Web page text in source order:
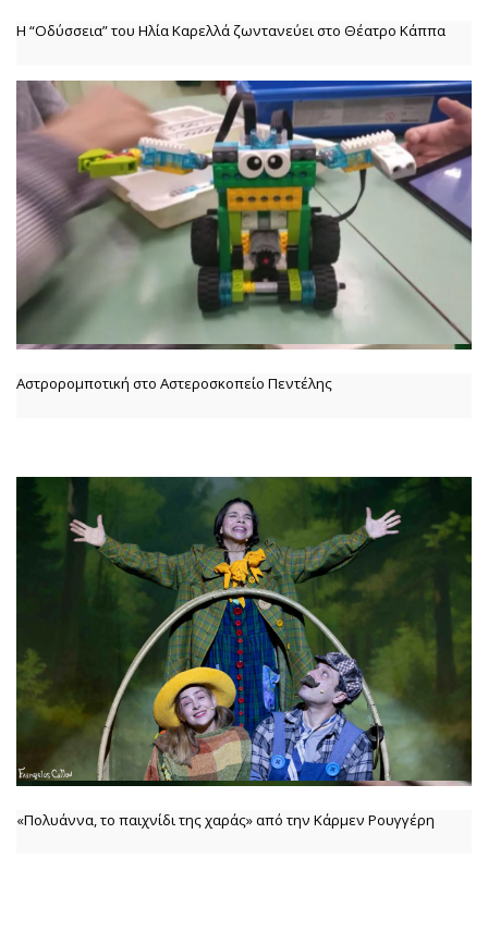
Η “Οδύσσεια” του Ηλία Καρελλά ζωντανεύει στο Θέατρο Κάππα
Αστρορομποτική στο Αστεροσκοπείο Πεντέλης
«Πολυάννα, το παιχνίδι της χαράς» από την Κάρμεν Ρουγγέρη